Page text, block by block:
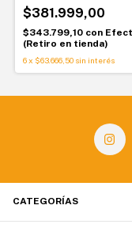
cámaras ligeras
$381.999,00
$343.799,10 con
(Retiro en tienda)
6x $63.666,50 sin interés
CATEGORÍAS